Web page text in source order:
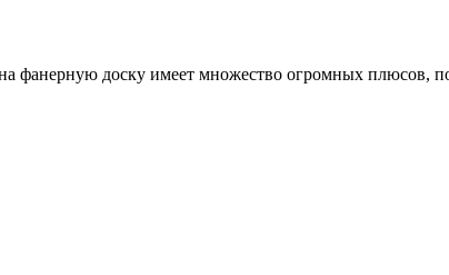
фанерную доску имеет множество огромных плюсов,